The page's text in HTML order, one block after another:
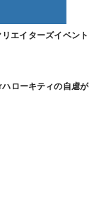
エイターズイベント
ローキティの自虐が